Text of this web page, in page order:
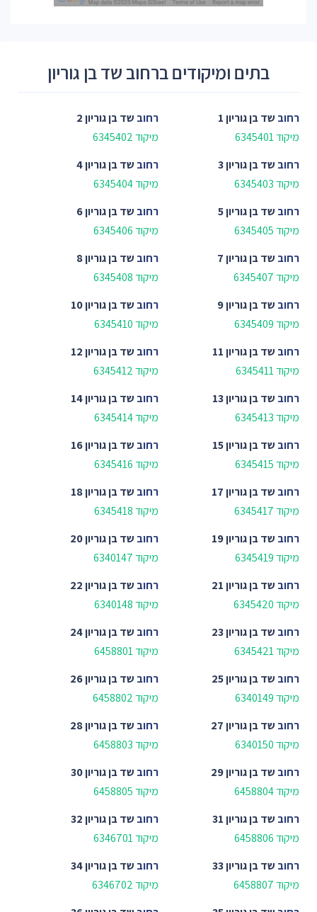
בתים ומיקודים ברחוב שד בן גוריון
רחוב שד בן גוריון 1
מיקוד 6345401
רחוב שד בן גוריון 2
מיקוד 6345402
רחוב שד בן גוריון 3
מיקוד 6345403
רחוב שד בן גוריון 4
מיקוד 6345404
רחוב שד בן גוריון 5
מיקוד 6345405
רחוב שד בן גוריון 6
מיקוד 6345406
רחוב שד בן גוריון 7
מיקוד 6345407
רחוב שד בן גוריון 8
מיקוד 6345408
רחוב שד בן גוריון 9
מיקוד 6345409
רחוב שד בן גוריון 10
מיקוד 6345410
רחוב שד בן גוריון 11
מיקוד 6345411
רחוב שד בן גוריון 12
מיקוד 6345412
רחוב שד בן גוריון 13
מיקוד 6345413
רחוב שד בן גוריון 14
מיקוד 6345414
רחוב שד בן גוריון 15
מיקוד 6345415
רחוב שד בן גוריון 16
מיקוד 6345416
רחוב שד בן גוריון 17
מיקוד 6345417
רחוב שד בן גוריון 18
מיקוד 6345418
רחוב שד בן גוריון 19
מיקוד 6345419
רחוב שד בן גוריון 20
מיקוד 6340147
רחוב שד בן גוריון 21
מיקוד 6345420
רחוב שד בן גוריון 22
מיקוד 6340148
רחוב שד בן גוריון 23
מיקוד 6345421
רחוב שד בן גוריון 24
מיקוד 6458801
רחוב שד בן גוריון 25
מיקוד 6340149
רחוב שד בן גוריון 26
מיקוד 6458802
רחוב שד בן גוריון 27
מיקוד 6340150
רחוב שד בן גוריון 28
מיקוד 6458803
רחוב שד בן גוריון 29
מיקוד 6458804
רחוב שד בן גוריון 30
מיקוד 6458805
רחוב שד בן גוריון 31
מיקוד 6458806
רחוב שד בן גוריון 32
מיקוד 6346701
רחוב שד בן גוריון 33
מיקוד 6458807
רחוב שד בן גוריון 34
מיקוד 6346702